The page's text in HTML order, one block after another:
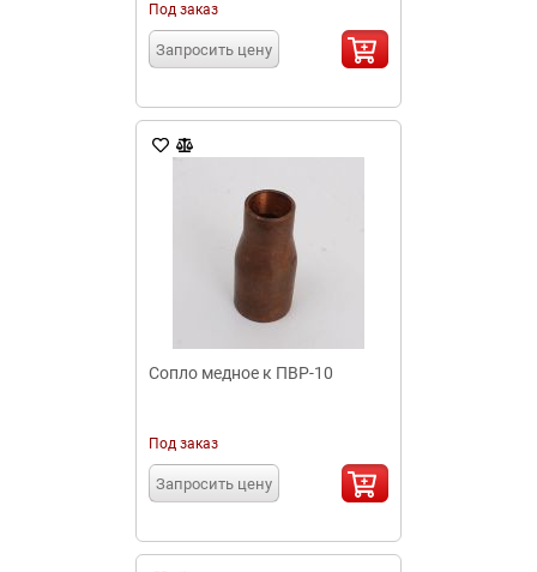
Под заказ
Запросить цену
Сопло медное к ПВР-10
Под заказ
Запросить цену